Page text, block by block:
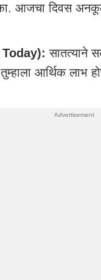
आजचा दिवस
सातत्याने
आर्थिक लाभ